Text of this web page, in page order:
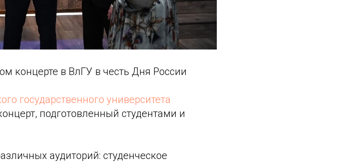
концерте в ВлГУ в честь Дня России
государственного университета
подготовленный студентами и
аудиторий: студенческое